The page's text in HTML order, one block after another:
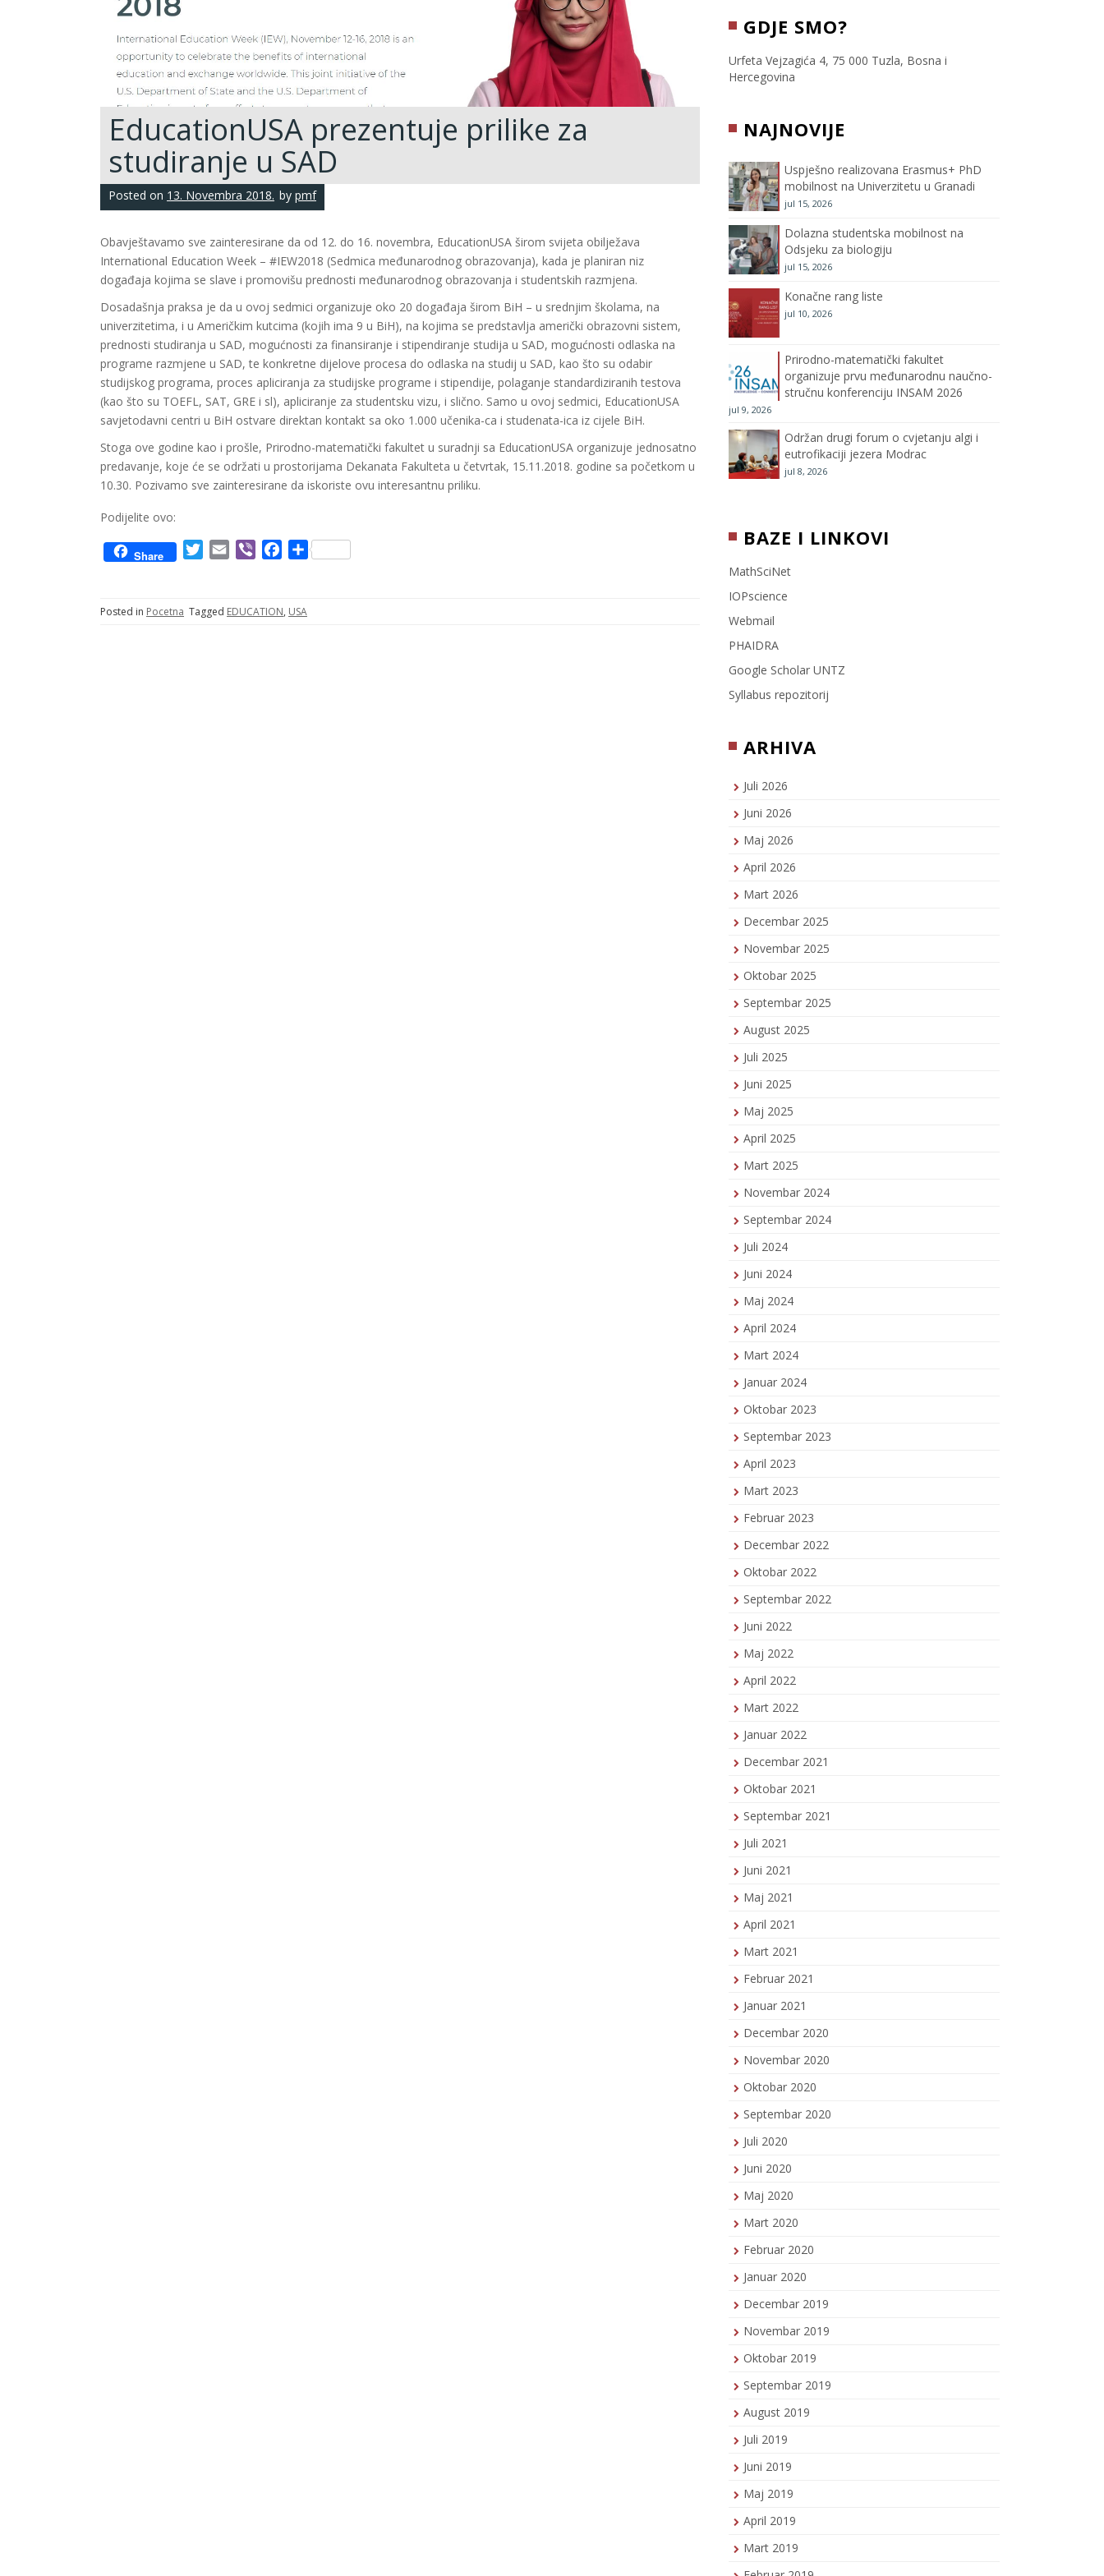
EducationUSA prezentuje prilike za
studiranje u SAD
Posted on 13. Novembra 2018. by pmf
Obavještavamo sve zainteresirane da od 12. do 16. novembra, EducationUSA širom svijeta obilježava
International Education Week – #IEW2018 (Sedmica međunarodnog obrazovanja), kada je planiran niz
događaja kojima se slave i promovišu prednosti međunarodnog obrazovanja i studentskih razmjena.
Dosadašnja praksa je da u ovoj sedmici organizuje oko 20 događaja širom BiH – u srednjim školama, na
univerzitetima, i u Američkim kutcima (kojih ima 9 u BiH), na kojima se predstavlja američki obrazovni sistem,
prednosti studiranja u SAD, mogućnosti za finansiranje i stipendiranje studija u SAD, mogućnosti odlaska na
programe razmjene u SAD, te konkretne dijelove procesa do odlaska na studij u SAD, kao što su odabir
studijskog programa, proces apliciranja za studijske programe i stipendije, polaganje standardiziranih testova
(kao što su TOEFL, SAT, GRE i sl), apliciranje za studentsku vizu, i slično. Samo u ovoj sedmici, EducationUSA
savjetodavni centri u BiH ostvare direktan kontakt sa oko 1.000 učenika-ca i studenata-ica iz cijele BiH.
Stoga ove godine kao i prošle, Prirodno-matematički fakultet u suradnji sa EducationUSA organizuje jednosatno
predavanje, koje će se održati u prostorijama Dekanata Fakulteta u četvrtak, 15.11.2018. godine sa početkom u
10.30. Pozivamo sve zainteresirane da iskoriste ovu interesantnu priliku.
Podijelite ovo:
Share
t
i
e
e
S
Posted in Pocetna Tagged EDUCATION, USA
c
e
o
o
k
i
t
e
t
a
m
T
C
h
e
l
GDJE SMO?
Urfeta Vejzagića 4, 75 000 Tuzla, Bosna i
Hercegovina
NAJNOVIJE
Uspješno realizovana Erasmus+ PhD
mobilnost na Univerzitetu u Granadi
jul 15, 2026
Dolazna studentska mobilnost na
Odsjeku za biologiju
jul 15, 2026
Konačne rang liste
jul 10, 2026
Prirodno-matematički fakultet
organizuje prvu međunarodnu naučno-
stručnu konferenciju INSAM 2026
jul 9, 2026
Održan drugi forum o cvjetanju algi i
eutrofikaciji jezera Modrac
jul 8, 2026
BAZE I LINKOVI
MathSciNet
IOPscience
Webmail
PHAIDRA
Google Scholar UNTZ
Syllabus repozitorij
ARHIVA
Juli 2026
Juni 2026
Maj 2026
April 2026
Mart 2026
Decembar 2025
Novembar 2025
Oktobar 2025
Septembar 2025
August 2025
Juli 2025
Juni 2025
Maj 2025
April 2025
Mart 2025
Novembar 2024
Septembar 2024
Juli 2024
Juni 2024
Maj 2024
April 2024
Mart 2024
Januar 2024
Oktobar 2023
Septembar 2023
April 2023
Mart 2023
Februar 2023
Decembar 2022
Oktobar 2022
Septembar 2022
Juni 2022
Maj 2022
April 2022
Mart 2022
Januar 2022
Decembar 2021
Oktobar 2021
Septembar 2021
Juli 2021
Juni 2021
Maj 2021
April 2021
Mart 2021
Februar 2021
Januar 2021
Decembar 2020
Novembar 2020
Oktobar 2020
Septembar 2020
Juli 2020
Juni 2020
Maj 2020
Mart 2020
Februar 2020
Januar 2020
Decembar 2019
Novembar 2019
Oktobar 2019
Septembar 2019
August 2019
Juli 2019
Juni 2019
Maj 2019
April 2019
Mart 2019